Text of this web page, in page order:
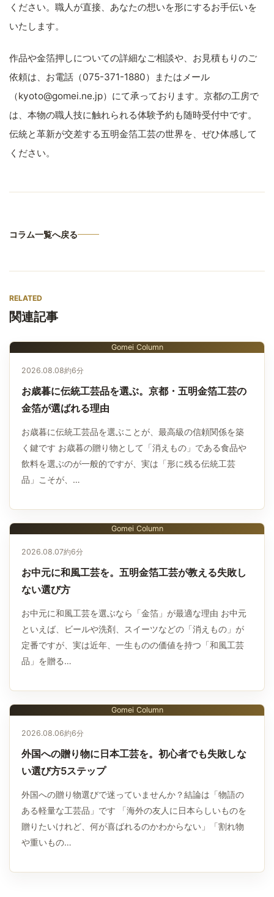
ください。職人が直接、あなたの想いを形にするお手伝いを
いたします。
作品や金箔押しについての詳細なご相談や、お見積もりのご
依頼は、お電話（075-371-1880）またはメール
（kyoto@gomei.ne.jp）にて承っております。京都の工房で
は、本物の職人技に触れられる体験予約も随時受付中です。
伝統と革新が交差する五明金箔工芸の世界を、ぜひ体感して
ください。
コラム一覧へ戻る
RELATED
関連記事
Gomei Column
2026.08.08約6分
お歳暮に伝統工芸品を選ぶ。京都・五明金箔工芸の
金箔が選ばれる理由
お歳暮に伝統工芸品を選ぶことが、最高級の信頼関係を築
く鍵です お歳暮の贈り物として「消えもの」である食品や
飲料を選ぶのが一般的ですが、実は「形に残る伝統工芸
品」こそが、…
Gomei Column
2026.08.07約6分
お中元に和風工芸を。五明金箔工芸が教える失敗し
ない選び方
お中元に和風工芸を選ぶなら「金箔」が最適な理由 お中元
といえば、ビールや洗剤、スイーツなどの「消えもの」が
定番ですが、実は近年、一生ものの価値を持つ「和風工芸
品」を贈る…
Gomei Column
2026.08.06約6分
外国への贈り物に日本工芸を。初心者でも失敗しな
い選び方5ステップ
外国への贈り物選びで迷っていませんか？結論は「物語の
ある軽量な工芸品」です 「海外の友人に日本らしいものを
贈りたいけれど、何が喜ばれるのかわからない」「割れ物
や重いもの…